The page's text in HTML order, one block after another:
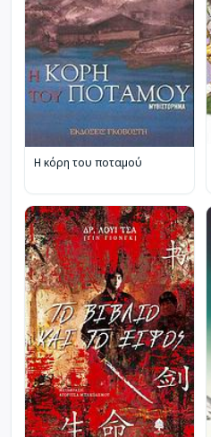
Η κόρη του ποταμού